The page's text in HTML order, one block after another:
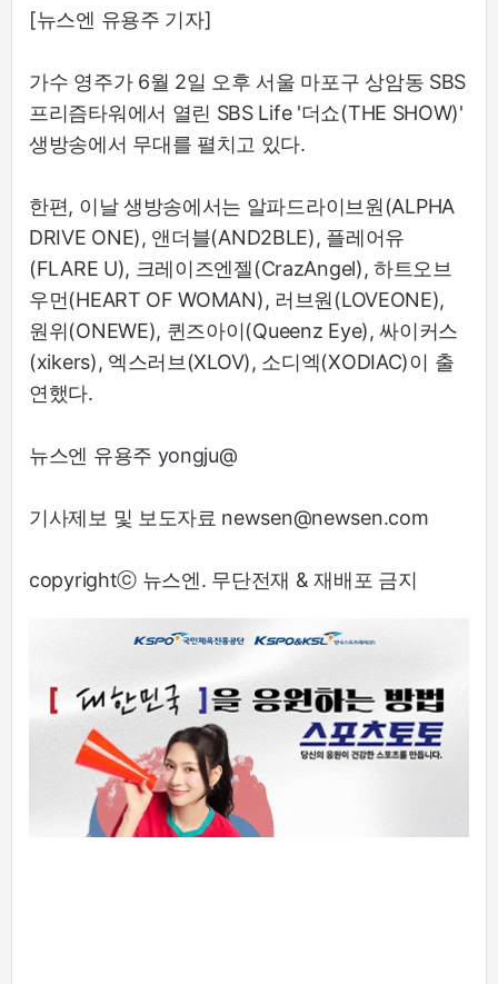
[뉴스엔 유용주 기자]
가수 영주가 6월 2일 오후 서울 마포구 상암동 SBS
프리즘타워에서 열린 SBS Life '더쇼(THE SHOW)'
생방송에서 무대를 펼치고 있다.
한편, 이날 생방송에서는 알파드라이브원(ALPHA
DRIVE ONE), 앤더블(AND2BLE), 플레어유
(FLARE U), 크레이즈엔젤(CrazAngel), 하트오브
우먼(HEART OF WOMAN), 러브원(LOVEONE),
원위(ONEWE), 퀸즈아이(Queenz Eye), 싸이커스
(xikers), 엑스러브(XLOV), 소디엑(XODIAC)이 출
연했다.
뉴스엔 유용주 yongju@
기사제보 및 보도자료 newsen@newsen.com
copyrightⓒ 뉴스엔. 무단전재 & 재배포 금지